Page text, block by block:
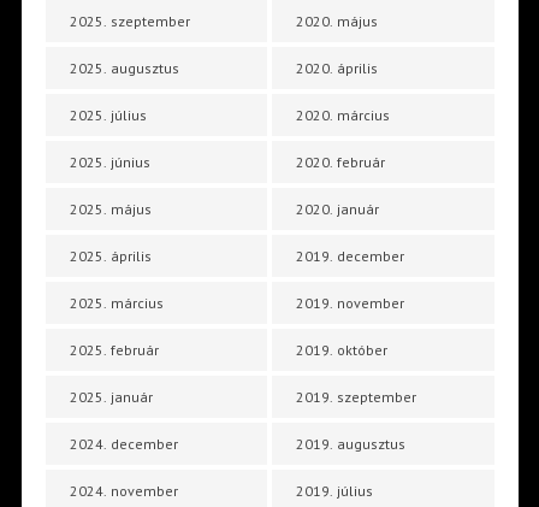
2025. szeptember
2025. augusztus
2025. július
2025. június
2025. május
2025. április
2025. március
2025. február
2025. január
2024. december
2024. november
2020. május
2020. április
2020. március
2020. február
2020. január
2019. december
2019. november
2019. október
2019. szeptember
2019. augusztus
2019. július